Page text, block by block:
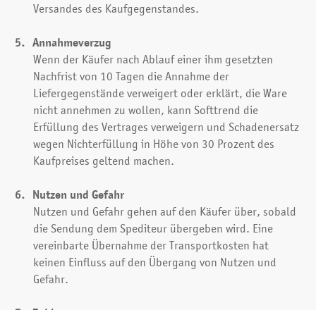
Versandes des Kaufgegenstandes.
Annahmeverzug
Wenn der Käufer nach Ablauf einer ihm gesetzten
Nachfrist von 10 Tagen die Annahme der
Liefergegenstände verweigert oder erklärt, die Ware
nicht annehmen zu wollen, kann Softtrend die
Erfüllung des Vertrages verweigern und Schadenersatz
wegen Nichterfüllung in Höhe von 30 Prozent des
Kaufpreises geltend machen.
Nutzen und Gefahr
Nutzen und Gefahr gehen auf den Käufer über, sobald
die Sendung dem Spediteur übergeben wird. Eine
vereinbarte Übernahme der Transportkosten hat
keinen Einfluss auf den Übergang von Nutzen und
Gefahr.